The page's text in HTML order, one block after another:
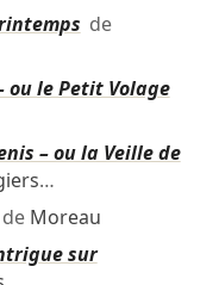
de
ou le Petit Volage
– ou la Veille de
…
Moreau
sur